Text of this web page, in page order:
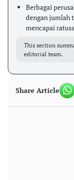
Berbagai
dengan jumlah
mencapai
This section
editorial team.
Share Article